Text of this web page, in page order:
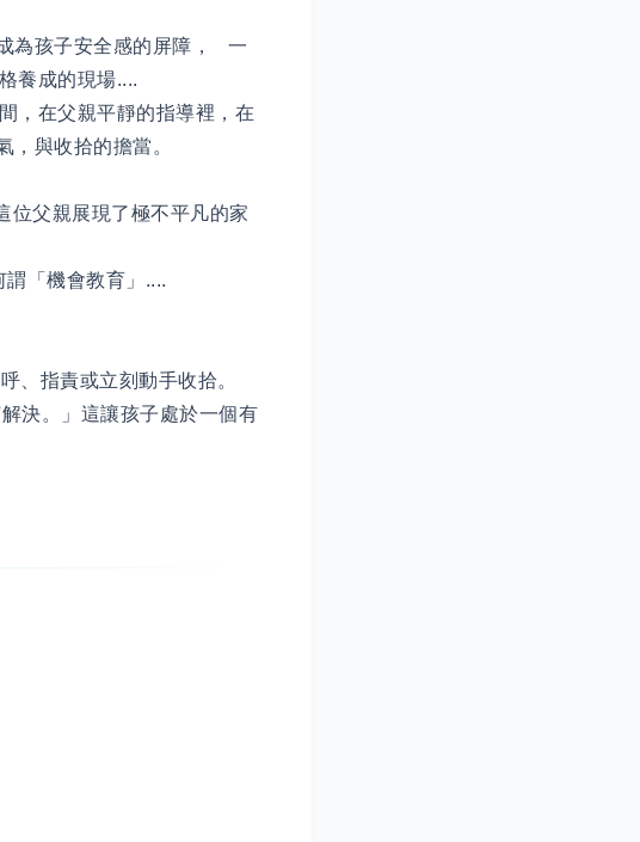
為孩子安全感的屏障， 一
養成的現場....
，在父親平靜的指導裡，在
與收拾的擔當。
位父親展現了極不平凡的家
謂「機會教育」....
、指責或立刻動手收拾。
決。」這讓孩子處於一個有